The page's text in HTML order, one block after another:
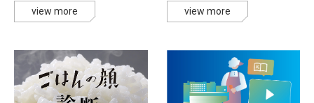
view more view more